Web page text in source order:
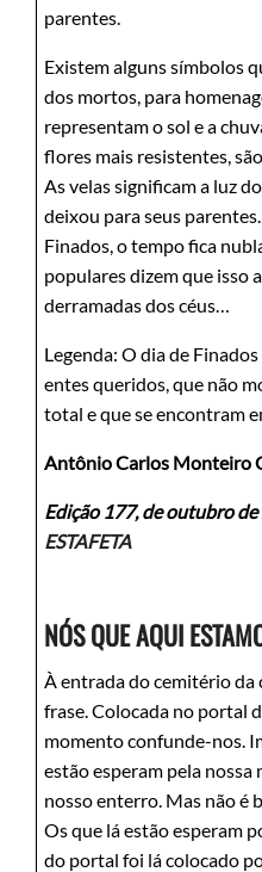
parentes.
Existem alguns símbolos
dos mortos, para
representam o sol e a
flores mais resistentes,
As velas significam a luz
deixou para seus
Finados, o tempo fica
populares dizem que isso
derramadas dos céus…
Legenda: O dia de
entes queridos, que não
total e que se encontram
Antônio Carlos Monteiro
Edição 177, de outubro
ESTAFETA
NÓS QUE AQUI
À entrada do cemitério da
frase. Colocada no portal
momento confunde-nos.
estão esperam pela nossa
nosso enterro. Mas não é
Os que lá estão esperam
do portal foi lá colocado